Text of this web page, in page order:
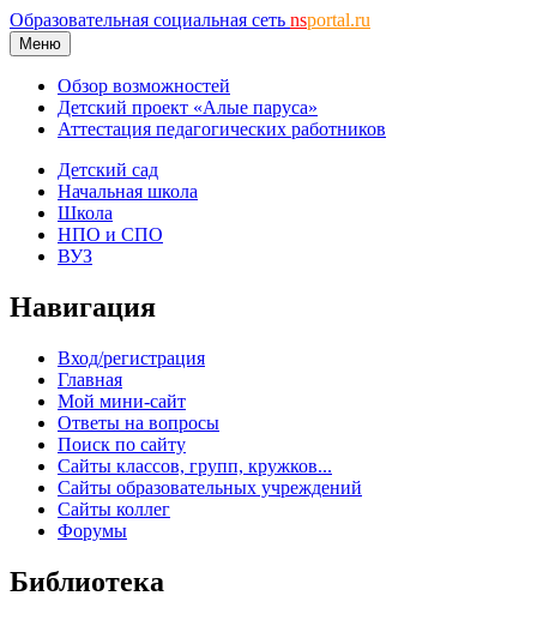
Образовательная социальная сеть nsportal.ru
Меню
Обзор возможностей
Детский проект «Алые паруса»
Аттестация педагогических работников
Детский сад
Начальная школа
Школа
НПО и СПО
ВУЗ
Навигация
Вход/регистрация
Главная
Мой мини-сайт
Ответы на вопросы
Поиск по сайту
Сайты классов, групп, кружков...
Сайты образовательных учреждений
Сайты коллег
Форумы
Библиотека